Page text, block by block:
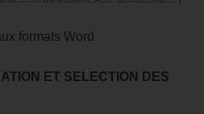
formats Word
ET SELECTION DES